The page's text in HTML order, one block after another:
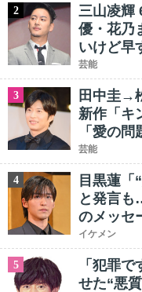
2
三山凌輝
優・花乃
いけど早
芸能
3
田中圭→
新作「キ
「愛の問
芸能
4
目黒蓮「
と発言も
のメッセ
イケメン
5
「犯罪
せた“悪